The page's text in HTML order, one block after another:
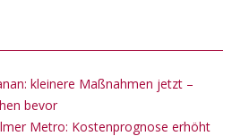
kleinere Maßnahmen jetzt –
bevor
Metro: Kostenprognose erhöht